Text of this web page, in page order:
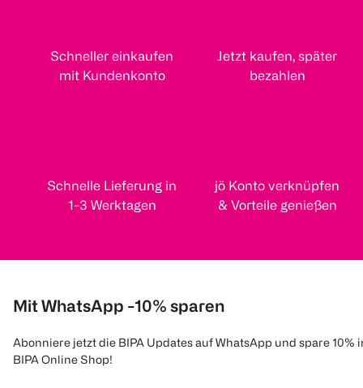
Schneller einkaufen
mit Kundenkonto
Jetzt kaufen, später
bezahlen
Schnelle Lieferung in
1-3 Werktagen
jö Konto verknüpfen
& Vorteile genießen
Mit WhatsApp -10% sparen
Abonniere jetzt die BIPA Updates auf WhatsApp und spare 10%
BIPA Online Shop!